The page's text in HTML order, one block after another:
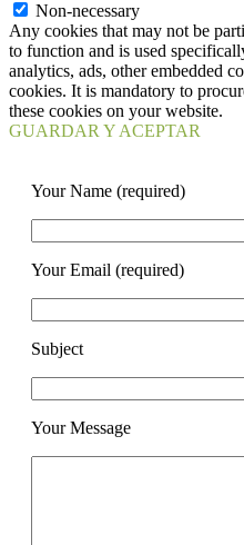
Non-necessary
Any cookies that may not be
to function and is used
analytics, ads, other embedded
cookies. It is mandatory to
these cookies on your website.
GUARDAR Y ACEPTAR
Your Name (required)
Your Email (required)
Subject
Your Message